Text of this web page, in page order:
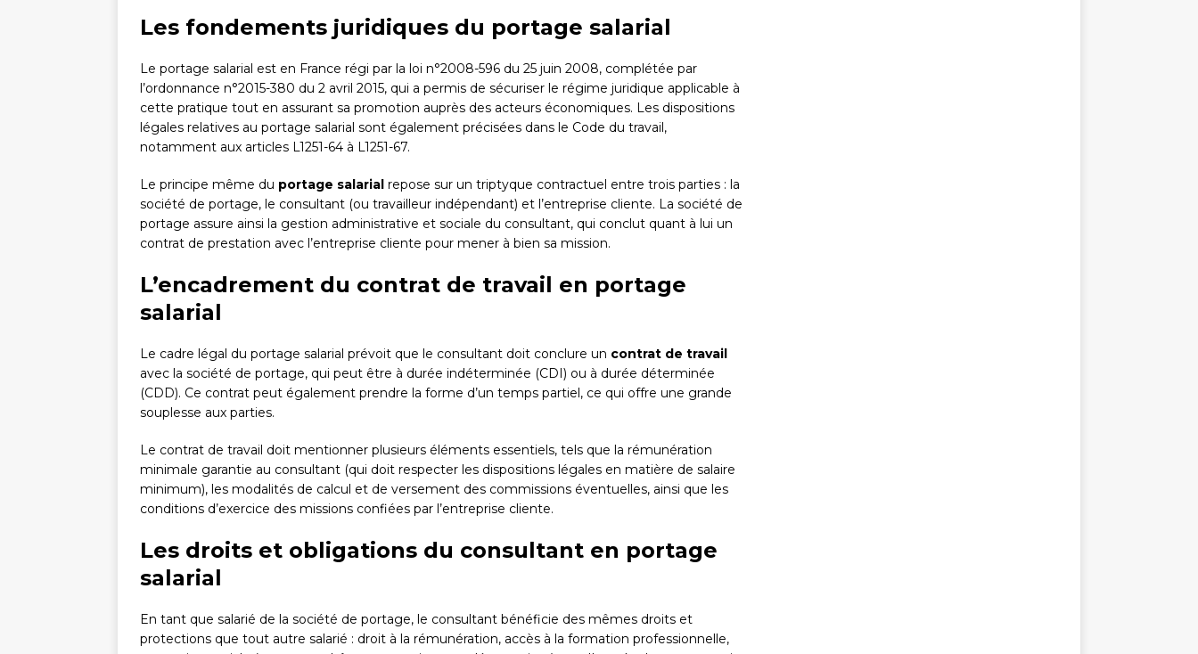
Les fondements juridiques du portage salarial
Le portage salarial est en France régi par la loi n°2008-596 du 25 juin 2008, complétée par
l’ordonnance n°2015-380 du 2 avril 2015, qui a permis de sécuriser le régime juridique applicable à
cette pratique tout en assurant sa promotion auprès des acteurs économiques. Les dispositions
légales relatives au portage salarial sont également précisées dans le Code du travail,
notamment aux articles L1251-64 à L1251-67.
Le principe même du portage salarial repose sur un triptyque contractuel entre trois parties : la
société de portage, le consultant (ou travailleur indépendant) et l’entreprise cliente. La société de
portage assure ainsi la gestion administrative et sociale du consultant, qui conclut quant à lui un
contrat de prestation avec l’entreprise cliente pour mener à bien sa mission.
L’encadrement du contrat de travail en portage
salarial
Le cadre légal du portage salarial prévoit que le consultant doit conclure un contrat de travail
avec la société de portage, qui peut être à durée indéterminée (CDI) ou à durée déterminée
(CDD). Ce contrat peut également prendre la forme d’un temps partiel, ce qui offre une grande
souplesse aux parties.
Le contrat de travail doit mentionner plusieurs éléments essentiels, tels que la rémunération
minimale garantie au consultant (qui doit respecter les dispositions légales en matière de salaire
minimum), les modalités de calcul et de versement des commissions éventuelles, ainsi que les
conditions d’exercice des missions confiées par l’entreprise cliente.
Les droits et obligations du consultant en portage
salarial
En tant que salarié de la société de portage, le consultant bénéficie des mêmes droits et
protections que tout autre salarié : droit à la rémunération, accès à la formation professionnelle,